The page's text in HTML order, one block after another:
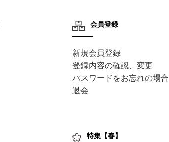
会員登録
新規会員登録
登録内容の確認、変更
パスワードをお忘れの場合
退会
特集【春】